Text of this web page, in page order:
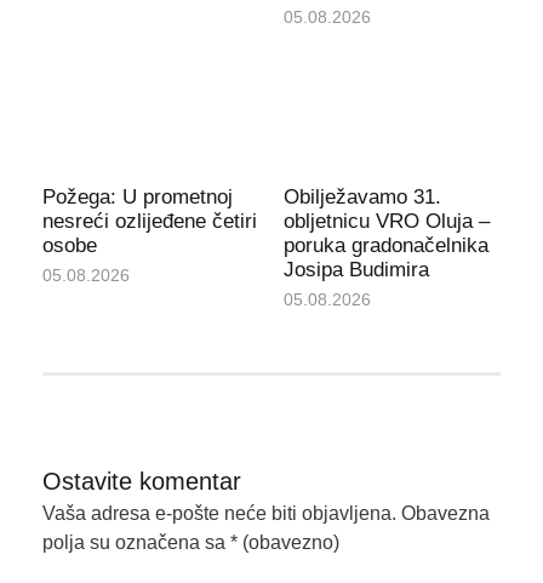
05.08.2026
Požega: U prometnoj
nesreći ozlijeđene četiri
osobe
05.08.2026
Obilježavamo 31.
obljetnicu VRO Oluja –
poruka gradonačelnika
Josipa Budimira
05.08.2026
Ostavite komentar
Vaša adresa e-pošte neće biti objavljena. Obavezna
polja su označena sa * (obavezno)